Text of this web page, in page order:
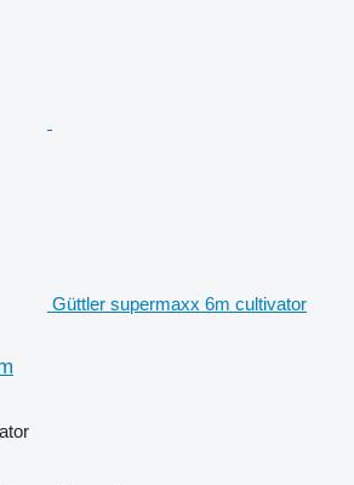
Güttler supermaxx 6m cultivator